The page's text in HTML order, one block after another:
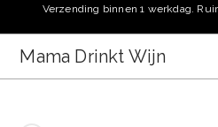
naar
inhoud
Verzending binnen 1 werkdag.
Mama Drinkt Wijn